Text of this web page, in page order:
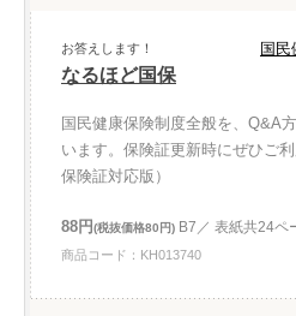
国民
お答えします！
なるほど国保
国民健康保険制度全般を、Q&A
います。保険証更新時にぜひご
保険証対応版）
88円(税抜価格80円) B7／ 表紙共24ペ
商品コード：KH013740